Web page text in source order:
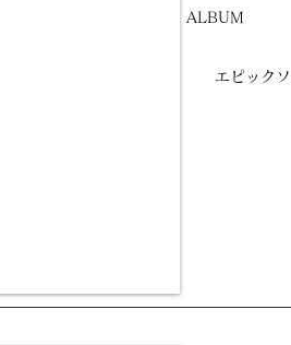
ALBUM
エピック